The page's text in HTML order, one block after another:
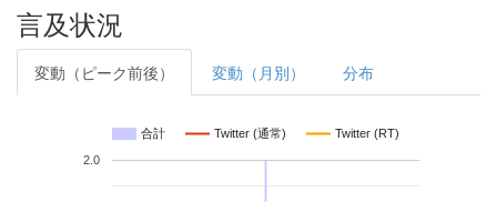
言及状況
変動（ピーク前後） 変動（月別） 分布
合計 Twitter (通常) Twitter (RT)
2.0